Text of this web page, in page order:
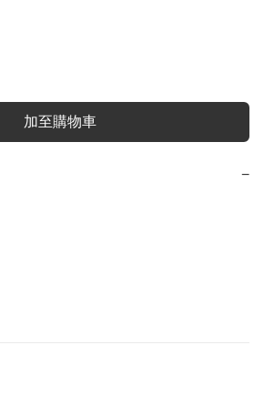
加至購物車
−